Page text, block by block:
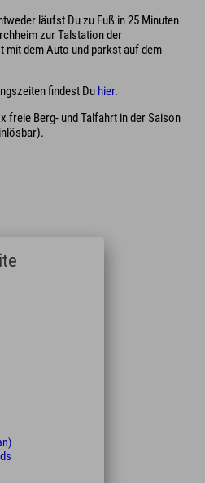
läufst Du zu Fuß in 25 Minuten
zur Talstation der
mit dem Auto und parkst auf dem
findest Du hier.
freie Berg- und Talfahrt in der Saison